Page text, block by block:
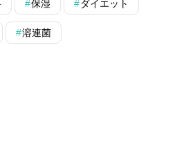
保湿 ダイエット
溶連菌